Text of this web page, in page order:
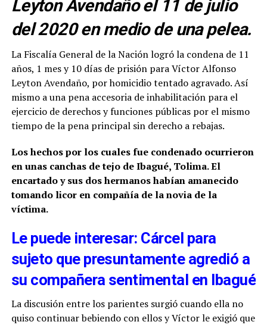
Leyton Avendaño el 11 de julio
del 2020 en medio de una pelea.
La Fiscalía General de la Nación logró la condena de 11
años, 1 mes y 10 días de prisión para Víctor Alfonso
Leyton Avendaño, por homicidio tentado agravado. Así
mismo a una pena accesoria de inhabilitación para el
ejercicio de derechos y funciones públicas por el mismo
tiempo de la pena principal sin derecho a rebajas.
Los hechos por los cuales fue condenado ocurrieron
en unas canchas de tejo de Ibagué, Tolima. El
encartado y sus dos hermanos habían amanecido
tomando licor en compañía de la novia de la
víctima.
Le puede interesar: Cárcel para
sujeto que presuntamente agredió a
su compañera sentimental en Ibagué
La discusión entre los parientes surgió cuando ella no
quiso continuar bebiendo con ellos y Víctor le exigió que